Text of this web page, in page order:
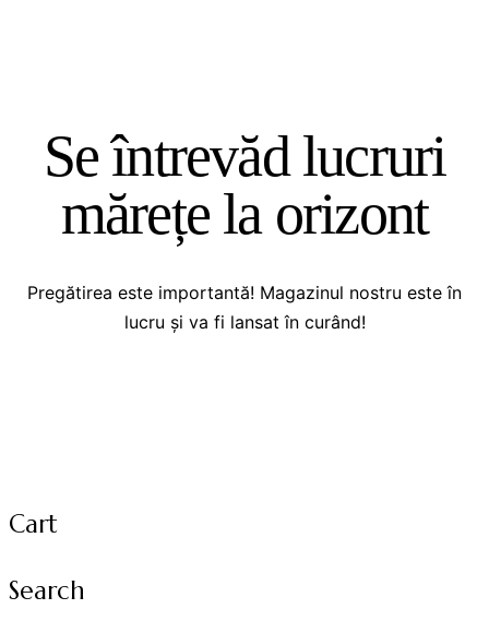
Se întrevăd lucruri
mărețe la orizont
Pregătirea este importantă! Magazinul nostru este în
lucru și va fi lansat în curând!
Cart
Search